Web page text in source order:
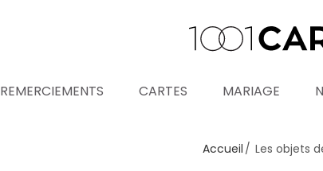
REMERCIEMENTS CARTES MARIAGE
Accueil Les objets